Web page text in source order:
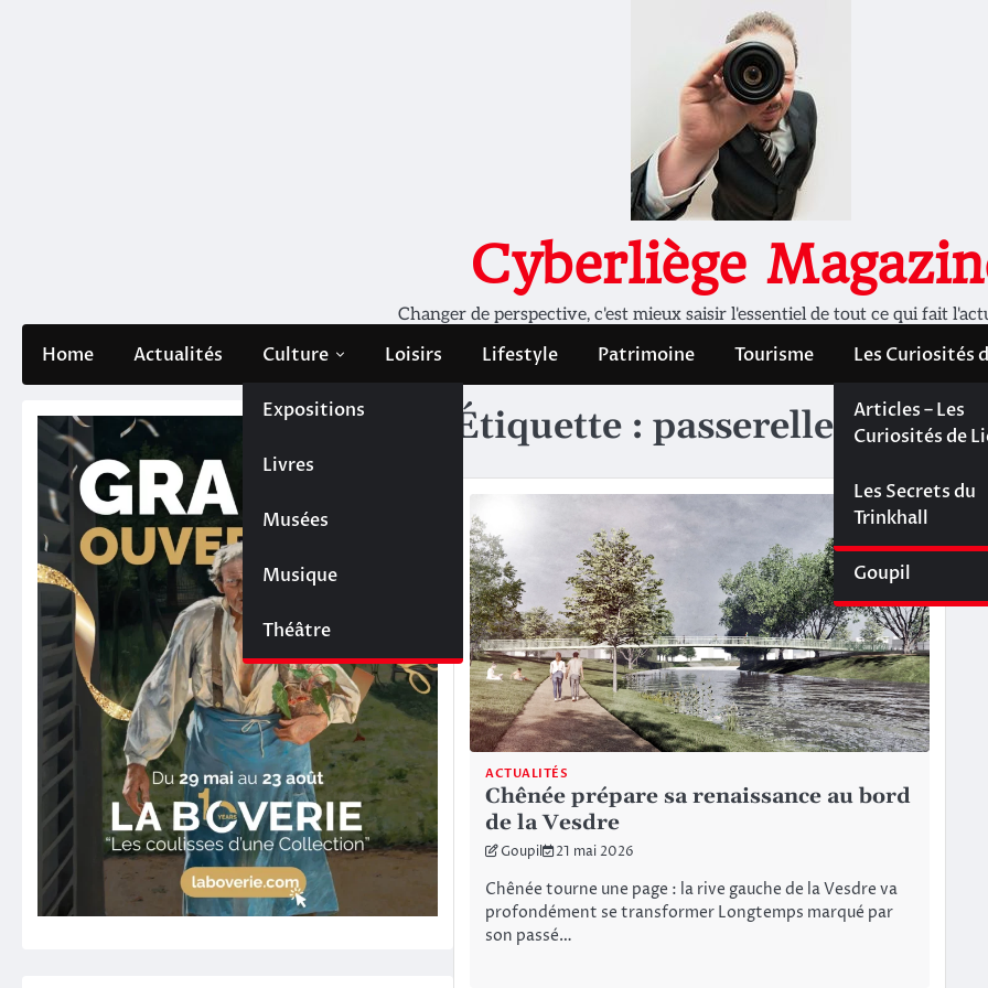
Cyberliège
Changer de perspective, c'est mieux saisir l'essentiel de tout ce qui fait
Home Actualités Culture
Expositions
Livres
Musées
Musique
Théâtre
Loisirs Lifestyle Patrimoine Tourisme Les Curiosités
Les Curiosités de
Liège
Articles – Les
Curiosités de
Les dossiers de
Cyberliège
Les Secrets du
Trinkhall
Goupil
Étiquette :passerelle
ACTUALITÉS
Chênée prépare sa renaissance au bord
de la Vesdre
Goupil 21 mai 2026
Chênée tourne une page : la rive gauche de la Vesdre va
profondément se transformer Longtemps marqué par
son passé…